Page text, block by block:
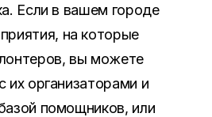
. Если в вашем городе
, на которые
, вы можете
их организаторами и
помощников, или